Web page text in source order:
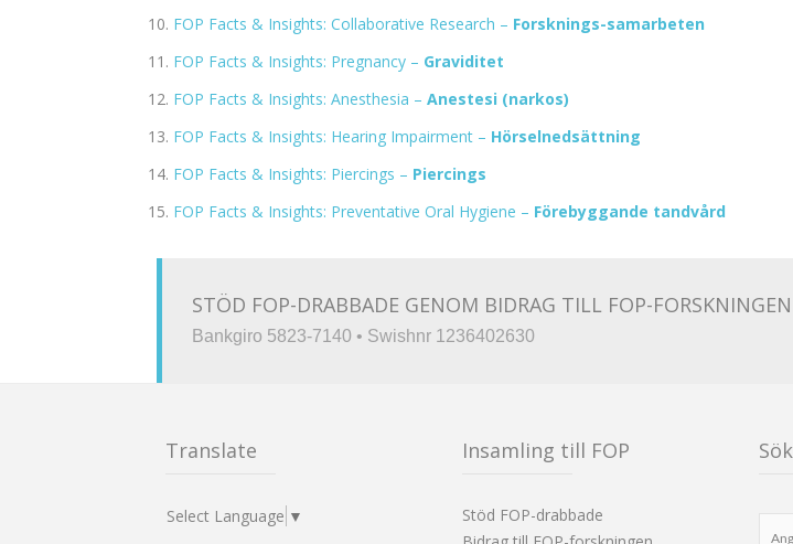
FOP Facts & Insights: Collaborative Research – Forsknings-samarbeten
FOP Facts & Insights: Pregnancy – Graviditet
FOP Facts & Insights: Anesthesia – Anestesi (narkos)
FOP Facts & Insights: Hearing Impairment – Hörselnedsättning
FOP Facts & Insights: Piercings – Piercings
FOP Facts & Insights: Preventative Oral Hygiene – Förebyggande tandvård
STÖD FOP-DRABBADE GENOM BIDRAG TILL FOP-FORSKNINGEN
Bankgiro 5823-7140 • Swishnr 1236402630
Translate
Select Language ▼
Insamling till FOP
Stöd FOP-drabbade
Sök